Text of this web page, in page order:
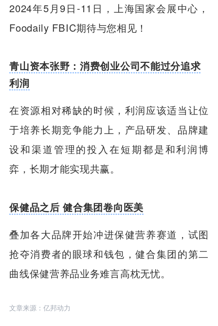
2024年5月9日-11日，上海国家会展中心，
Foodaily FBIC期待与您相见！
青山资本张野：消费创业公司不能过分追求
利润
在资源相对稀缺的时候，利润应该适当让位
于培养长期竞争能力上，产品研发、品牌建
设和渠道管理的投入在短期都是和利润博
弈，长期才能实现共赢。
保健品之后 健合集团卷向医美
叠加各大品牌开始冲进保健营养赛道，试图
抢夺消费者的眼球和钱包，健合集团的第二
曲线保健营养品业务难言高枕无忧。
文章来源：亿邦动力